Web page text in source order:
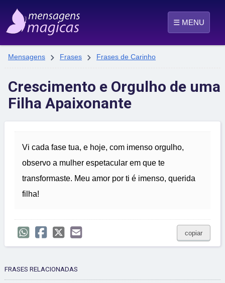
☰ MENU
Mensagens  Frases  Frases de Carinho
Crescimento e Orgulho de uma
Filha Apaixonante
Vi cada fase tua, e hoje, com imenso orgulho,
observo a mulher espetacular em que te
transformaste. Meu amor por ti é imenso, querida
filha!
copiar
FRASES RELACIONADAS